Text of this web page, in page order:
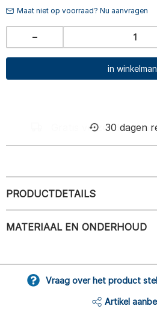
Maat niet op voorraad? Nu aanvragen
-
in
30 dagen
PRODUCTDETAILS
MATERIAAL EN ONDERHOUD
Vraag over het product
Artikel